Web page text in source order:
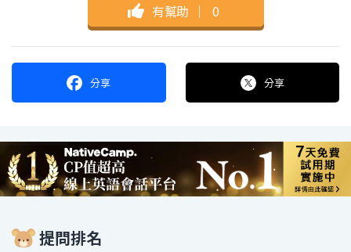
有幫助 ｜ 0
分享 分享
提問排名